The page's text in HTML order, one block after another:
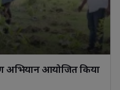
अभियान आयोजित किया